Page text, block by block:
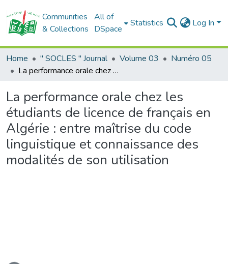
Communities
& Collections
All of
DSpace
Statistics Log In
Home " SOCLES " Journal Volume 03
Numéro 05
La performance orale chez les étudiants de licence de français en Algérie : entre maîtrise du code linguistique et connaissance des modalités de son utilisation
La performance orale chez les
étudiants de licence de français en
Algérie : entre maîtrise du code
linguistique et connaissance des
modalités de son utilisation